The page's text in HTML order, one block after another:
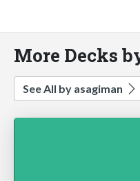
More Decks
See All by asagiman